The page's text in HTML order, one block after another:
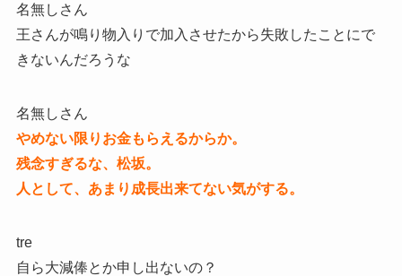
名無しさん
王さんが鳴り物入りで加入させたから失敗したことにで
きないんだろうな
名無しさん
やめない限りお金もらえるからか。
残念すぎるな、松坂。
人として、あまり成長出来てない気がする。
tre
自ら大減俸とか申し出ないの？